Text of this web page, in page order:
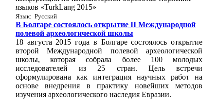
языков «TurkLang 2015»
Язык: Русский
В Болгаре состоялось открытие II Международной
полевой археологической школы
18 августа 2015 года в Болгаре состоялось открытие
второй Международной полевой археологической
школы, которая собрала более 100 молодых
исследователей из 25 стран. Цель встречи
сформулирована как интеграция научных работ на
основе внедрения в практику новейших методов
изучения археологического наследия Евразии.